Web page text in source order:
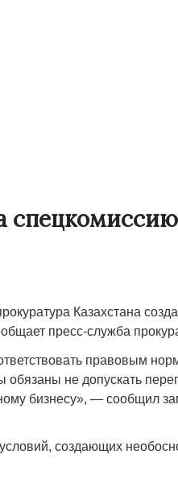
Казахстана
пресс-служба
правовым
обязаны не допускать
бизнесу», — сообщил
создающих
29972
Странная
Дарига не
мошенниками